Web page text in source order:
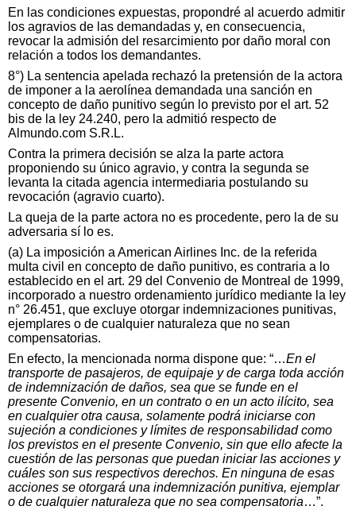
En las condiciones expuestas, propondré al acuerdo admitir
los agravios de las demandadas y, en consecuencia,
revocar la admisión del resarcimiento por daño moral con
relación a todos los demandantes.
8°) La sentencia apelada rechazó la pretensión de la actora
de imponer a la aerolínea demandada una sanción en
concepto de daño punitivo según lo previsto por el art. 52
bis de la ley 24.240, pero la admitió respecto de
Almundo.com S.R.L.
Contra la primera decisión se alza la parte actora
proponiendo su único agravio, y contra la segunda se
levanta la citada agencia intermediaria postulando su
revocación (agravio cuarto).
La queja de la parte actora no es procedente, pero la de su
adversaria sí lo es.
(a) La imposición a American Airlines Inc. de la referida
multa civil en concepto de daño punitivo, es contraria a lo
establecido en el art. 29 del Convenio de Montreal de 1999,
incorporado a nuestro ordenamiento jurídico mediante la ley
n° 26.451, que excluye otorgar indemnizaciones punitivas,
ejemplares o de cualquier naturaleza que no sean
compensatorias.
En efecto, la mencionada norma dispone que: “…En el
transporte de pasajeros, de equipaje y de carga toda acción
de indemnización de daños, sea que se funde en el
presente Convenio, en un contrato o en un acto ilícito, sea
en cualquier otra causa, solamente podrá iniciarse con
sujeción a condiciones y límites de responsabilidad como
los previstos en el presente Convenio, sin que ello afecte la
cuestión de las personas que puedan iniciar las acciones y
cuáles son sus respectivos derechos. En ninguna de esas
acciones se otorgará una indemnización punitiva, ejemplar
o de cualquier naturaleza que no sea compensatoria…”.